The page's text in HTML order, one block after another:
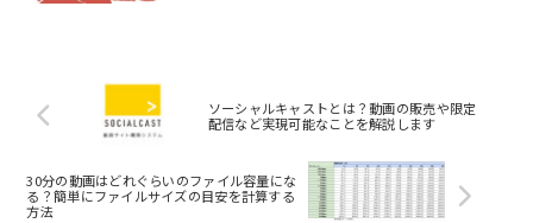
ソーシャルキャストとは？動画の販売や限定
配信など実現可能なことを解説します
30分の動画はどれぐらいのファイル容量にな
る？簡単にファイルサイズの目安を計算する
方法